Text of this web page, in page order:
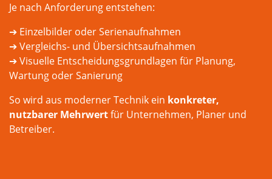
Je nach Anforderung entstehen:
➔ Einzelbilder oder Serienaufnahmen
➔ Vergleichs- und Übersichtsaufnahmen
➔ Visuelle Entscheidungsgrundlagen für Planung,
Wartung oder Sanierung
So wird aus moderner Technik ein konkreter,
nutzbarer Mehrwertfür Unternehmen, Planer und
Betreiber.